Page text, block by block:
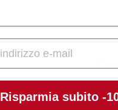
( 5 altri
Risparmia subito -